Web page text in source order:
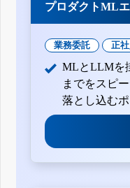
プロダクトML
業務委託 正
MLとLLMを
までをスピ
落とし込む